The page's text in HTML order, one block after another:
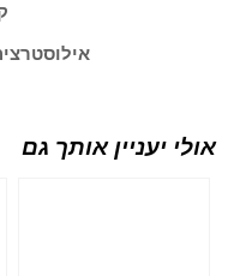
אולי יעניין אותך גם